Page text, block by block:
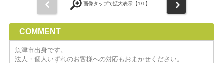
画像タップで拡大表示【1/1】
COMMENT
魚津市出身です。
法人・個人いずれのお客様への対応もおまかせください。